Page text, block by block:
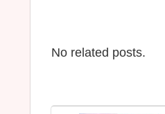
No related posts.